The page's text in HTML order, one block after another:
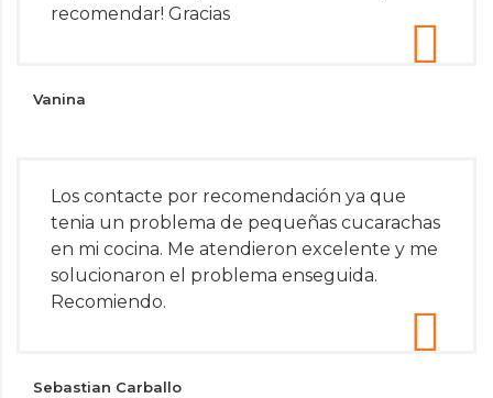
recomendar! Gracias
Vanina
Los contacte por recomendación ya que
tenia un problema de pequeñas cucarachas
en mi cocina. Me atendieron excelente y me
solucionaron el problema enseguida.
Recomiendo.
Sebastian Carballo